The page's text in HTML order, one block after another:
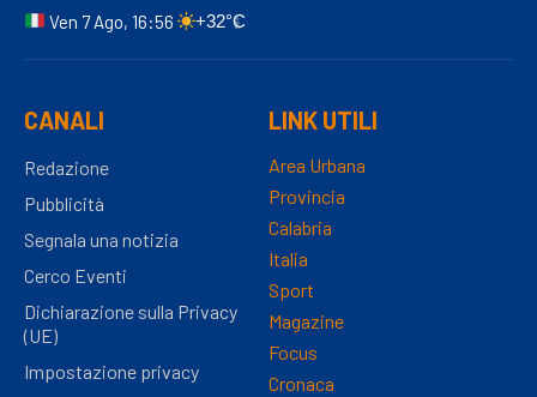
Ven 7 Ago, 16:56 +32°C
CANALI
Redazione
Pubblicità
Segnala una notizia
Cerco Eventi
Dichiarazione sulla Privacy
(UE)
Impostazione privacy
LINK UTILI
Area Urbana
Provincia
Calabria
Italia
Sport
Magazine
Focus
Cronaca